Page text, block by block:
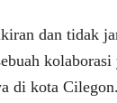
dan tidak
di kota